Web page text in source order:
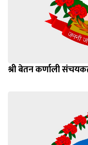
श्री बेतन कर्णाली